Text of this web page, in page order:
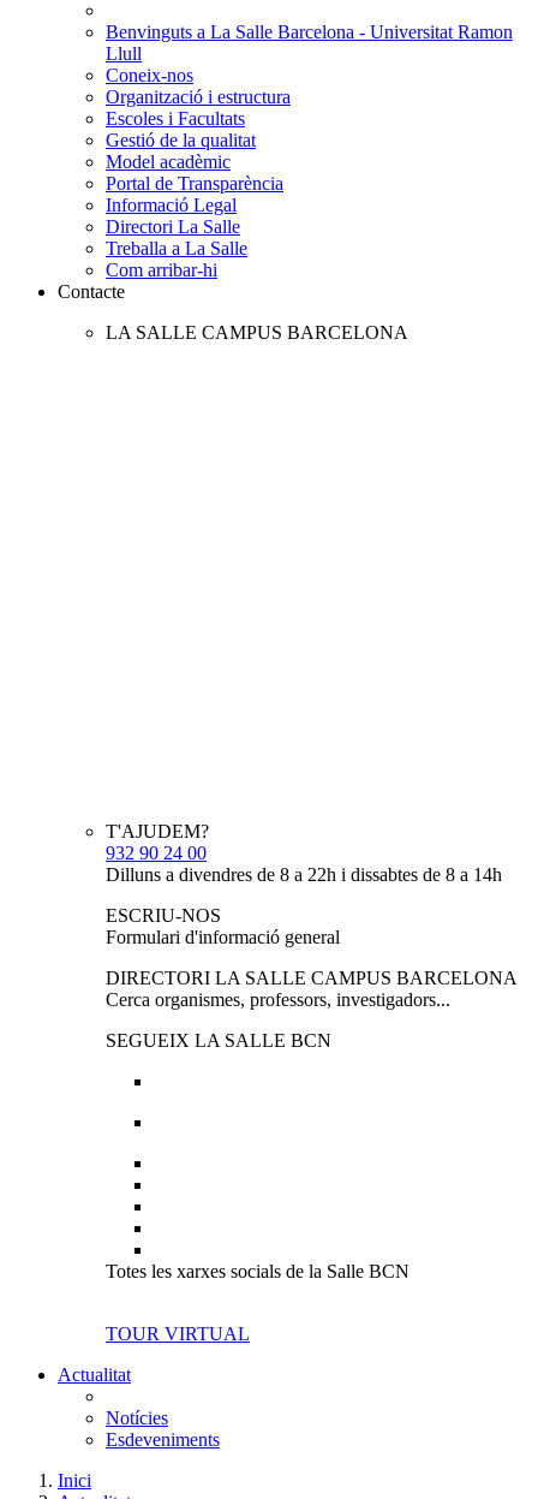
Benvinguts a La Salle Barcelona - Universitat Ramon
Llull
Coneix-nos
Organització i estructura
Escoles i Facultats
Gestió de la qualitat
Model acadèmic
Portal de Transparència
Informació Legal
Directori La Salle
Treballa a La Salle
Com arribar-hi
Contacte
LA SALLE CAMPUS BARCELONA
T'AJUDEM?
932 90 24 00
Dilluns a divendres de 8 a 22h i dissabtes de 8 a 14h
ESCRIU-NOS
Formulari d'informació general
DIRECTORI LA SALLE CAMPUS BARCELONA
Cerca organismes, professors, investigadors...
SEGUEIX LA SALLE BCN
Totes les xarxes socials de la Salle BCN
TOUR VIRTUAL
Actualitat
Notícies
Esdeveniments
Inici